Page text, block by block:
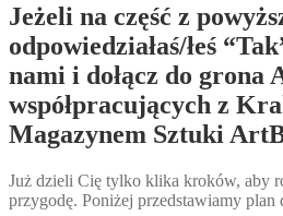
Jeżeli na część z
odpowiedziałaś/łeś
nami i dołącz do grona
współpracujących z
Magazynem Sztuki
Już dzieli Cię tylko klika kroków, aby
przygodę. Poniżej przedstawiamy plan